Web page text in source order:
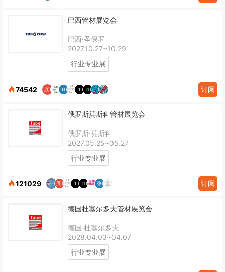
巴西管材展览会
巴西·圣保罗
2027.10.27~10.29
行业专业展
74542 订阅
俄罗斯莫斯科管材展览会
俄罗斯·莫斯科
2027.05.25~05.27
行业专业展
121029 订阅
德国杜塞尔多夫管材展览会
德国·杜塞尔多夫
2028.04.03~04.07
行业专业展